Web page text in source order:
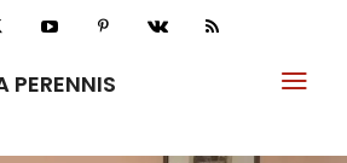
PERENNIS